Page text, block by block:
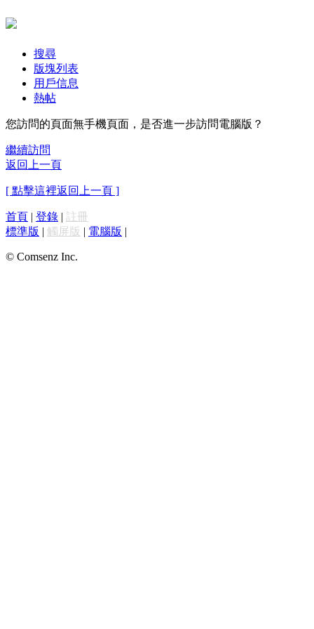
搜尋
版塊列表
用戶信息
熱帖
您訪問的頁面無手機頁面，是否進一步訪問電腦版？
繼續訪問
返回上一頁
[ 點擊這裡返回上一頁 ]
首頁 | 登錄 | 註冊
標準版 | 觸屏版 | 電腦版 |
© Comsenz Inc.